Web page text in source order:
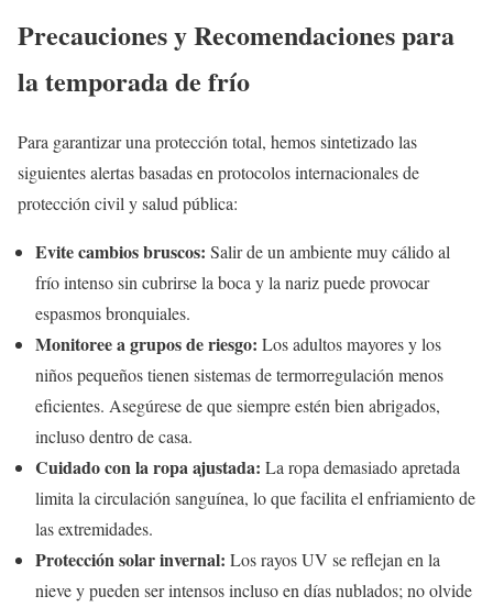
Precauciones y Recomendaciones para
la temporada de frío
Para garantizar una protección total, hemos sintetizado las
siguientes alertas basadas en protocolos internacionales de
protección civil y salud pública:
Evite cambios bruscos: Salir de un ambiente muy cálido al
frío intenso sin cubrirse la boca y la nariz puede provocar
espasmos bronquiales.
Monitoree a grupos de riesgo: Los adultos mayores y los
niños pequeños tienen sistemas de termorregulación menos
eficientes. Asegúrese de que siempre estén bien abrigados,
incluso dentro de casa.
Cuidado con la ropa ajustada: La ropa demasiado apretada
limita la circulación sanguínea, lo que facilita el enfriamiento de
las extremidades.
Protección solar invernal: Los rayos UV se reflejan en la
nieve y pueden ser intensos incluso en días nublados; no olvide